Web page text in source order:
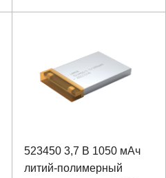
523450 3,7 В 1050 мАч
литий-полимерный